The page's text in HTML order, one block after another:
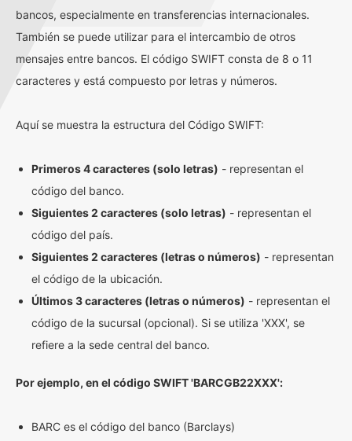
bancos, especialmente en transferencias internacionales.
También se puede utilizar para el intercambio de otros
mensajes entre bancos. El código SWIFT consta de 8 o 11
caracteres y está compuesto por letras y números.
Aquí se muestra la estructura del Código SWIFT:
Primeros 4 caracteres (solo letras) - representan el
código del banco.
Siguientes 2 caracteres (solo letras) - representan el
código del país.
Siguientes 2 caracteres (letras o números) - representan
el código de la ubicación.
Últimos 3 caracteres (letras o números) - representan el
código de la sucursal (opcional). Si se utiliza 'XXX', se
refiere a la sede central del banco.
Por ejemplo, en el código SWIFT 'BARCGB22XXX':
BARC es el código del banco (Barclays)